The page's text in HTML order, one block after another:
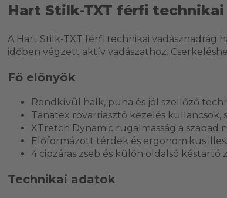
Hart Stilk-TXT férfi technikai
A Hart Stilk-TXT férfi technikai vadásznadrág
időben végzett aktív vadászathoz.
Fő előnyök
Rendkívül halk, puha és jól szellőző
Tanatex rovarriasztó kezelés kullancsok,
XTretch Dynamic rugalmasság a szabad
Előformázott térdek és ergonomikus
4 cipzáras zseb és külön oldalsó késtartó
Technikai adatok